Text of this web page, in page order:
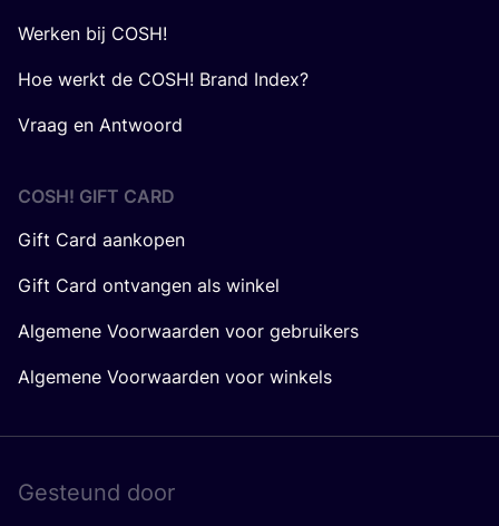
Werken bij COSH!
Hoe werkt de COSH! Brand Index?
Vraag en Antwoord
COSH! GIFT CARD
Gift Card aankopen
Gift Card ontvangen als winkel
Algemene Voorwaarden voor gebruikers
Algemene Voorwaarden voor winkels
Gesteund door